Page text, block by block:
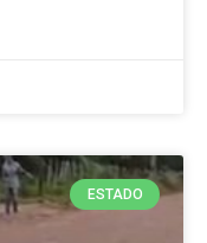
ESTADO